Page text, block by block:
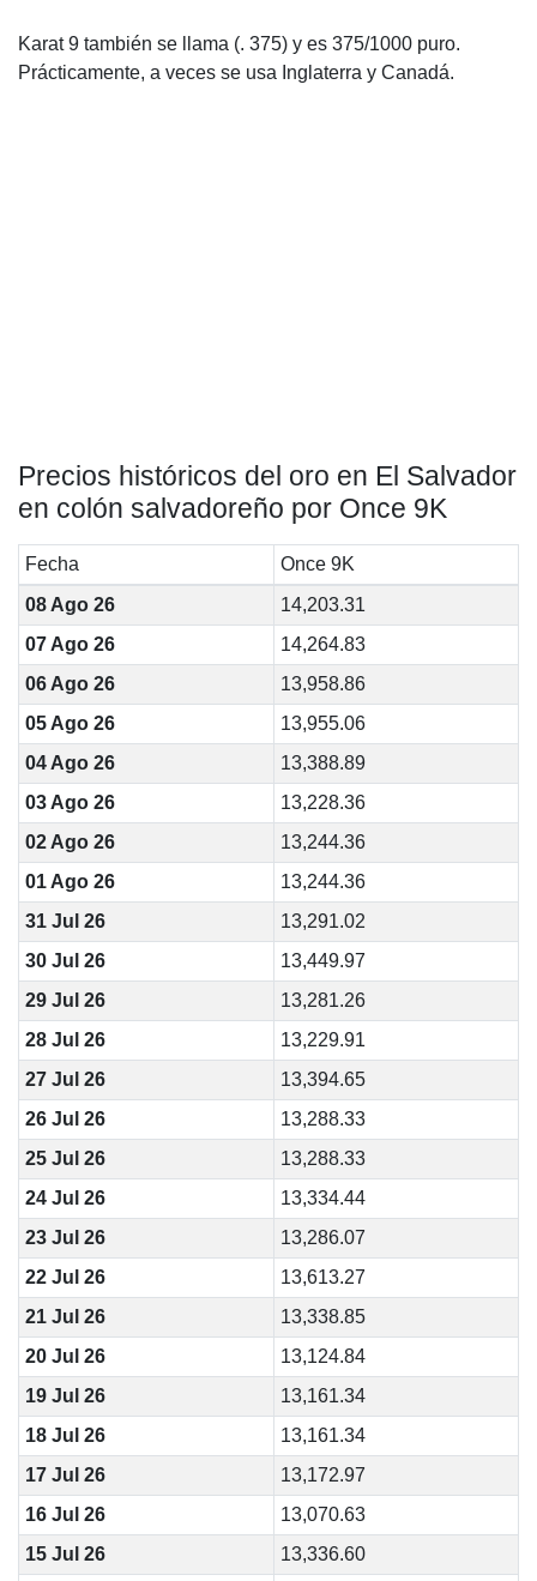
Karat 9 también se llama (. 375) y es 375/1000 puro.
Prácticamente, a veces se usa Inglaterra y Canadá.
Precios históricos del oro en El Salvador
en colón salvadoreño por Once 9K
Fecha
Once 9K
08 Ago 26
14,203.31
07 Ago 26
14,264.83
06 Ago 26
13,958.86
05 Ago 26
13,955.06
04 Ago 26
13,388.89
03 Ago 26
13,228.36
02 Ago 26
13,244.36
01 Ago 26
13,244.36
31 Jul 26
13,291.02
30 Jul 26
13,449.97
29 Jul 26
13,281.26
28 Jul 26
13,229.91
27 Jul 26
13,394.65
26 Jul 26
13,288.33
25 Jul 26
13,288.33
24 Jul 26
13,334.44
23 Jul 26
13,286.07
22 Jul 26
13,613.27
21 Jul 26
13,338.85
20 Jul 26
13,124.84
19 Jul 26
13,161.34
18 Jul 26
13,161.34
17 Jul 26
13,172.97
16 Jul 26
13,070.63
15 Jul 26
13,336.60